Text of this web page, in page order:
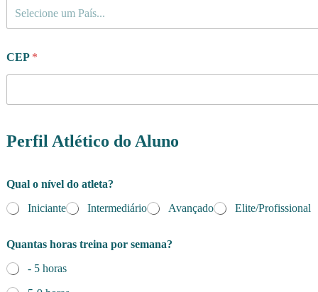
Selecione um País...
CEP *
Perfil Atlético do Aluno
Qual o nível do atleta?
Iniciante
Intermediário Avançado Elite/Profissional
Quantas horas treina por semana?
- 5 horas